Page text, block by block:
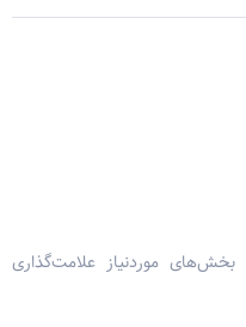
بخش‌های موردنیاز علامت‌گذاری